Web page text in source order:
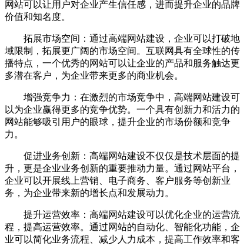
网站可以让用户对企业产生信任感，进而提升企业的品牌
价值和知名度。
拓展市场空间：通过高端网站建设，企业可以打破地
域限制，拓展更广阔的市场空间。互联网具有全球性的传
播特点，一个优秀的网站可以让企业的产品和服务触达更
多潜在客户，为企业带来更多的商业机会。
增强竞争力：在激烈的市场竞争中，高端网站建设可
以为企业赢得更多的竞争优势。一个具有创新力和活力的
网站能够吸引用户的眼球，提升企业的市场份额和竞争
力。
促进业务创新：高端网站建设不仅仅是技术层面的提
升，更是企业业务创新的重要推动力量。通过网站平台，
企业可以开展线上营销、电子商务、客户服务等创新业
务，为企业带来新的增长点和发展动力。
提升运营效率：高端网站建设可以优化企业的运营流
程，提高运营效率。通过网站的自动化、智能化功能，企
业可以简化业务流程、减少人力成本，提高工作效率和客